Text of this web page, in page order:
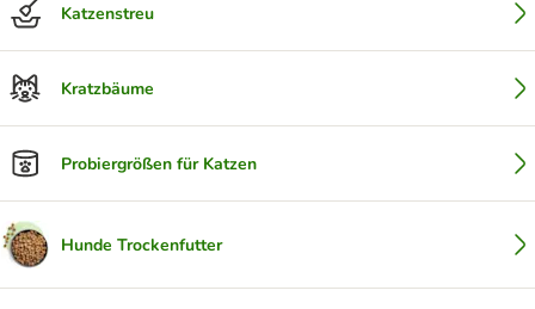
Katzenstreu
Kratzbäume
Probiergrößen für Katzen
Hunde Trockenfutter